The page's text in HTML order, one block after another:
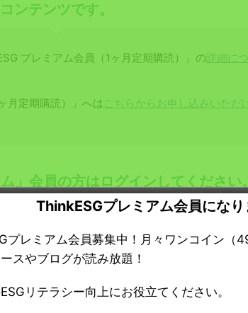
コンテンツです。
プレミアム会員（1ヶ月定期購読）」の詳細に
月定期購読）」へは こちらからお申し込みいただ
」会員の方はログインしてください。
ThinkESGプレミアム会員になり
プレミアム会員募集中！月々ワンコイン（
スやブログが読み放題！
リテラシー向上にお役立てください。